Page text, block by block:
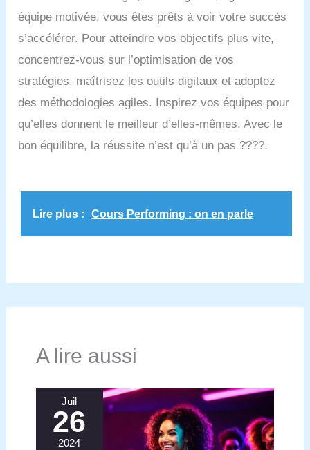
équipe motivée, vous êtes prêts à voir votre succès
s’accélérer. Pour atteindre vos objectifs plus vite,
concentrez-vous sur l’optimisation de vos
stratégies, maîtrisez les outils digitaux et adoptez
des méthodologies agiles. Inspirez vos équipes pour
qu’elles donnent le meilleur d’elles-mêmes. Avec le
bon équilibre, la réussite n’est qu’à un pas ????.
Lire plus : Cours Performing : on en parle
A lire aussi
Juil
26
2024